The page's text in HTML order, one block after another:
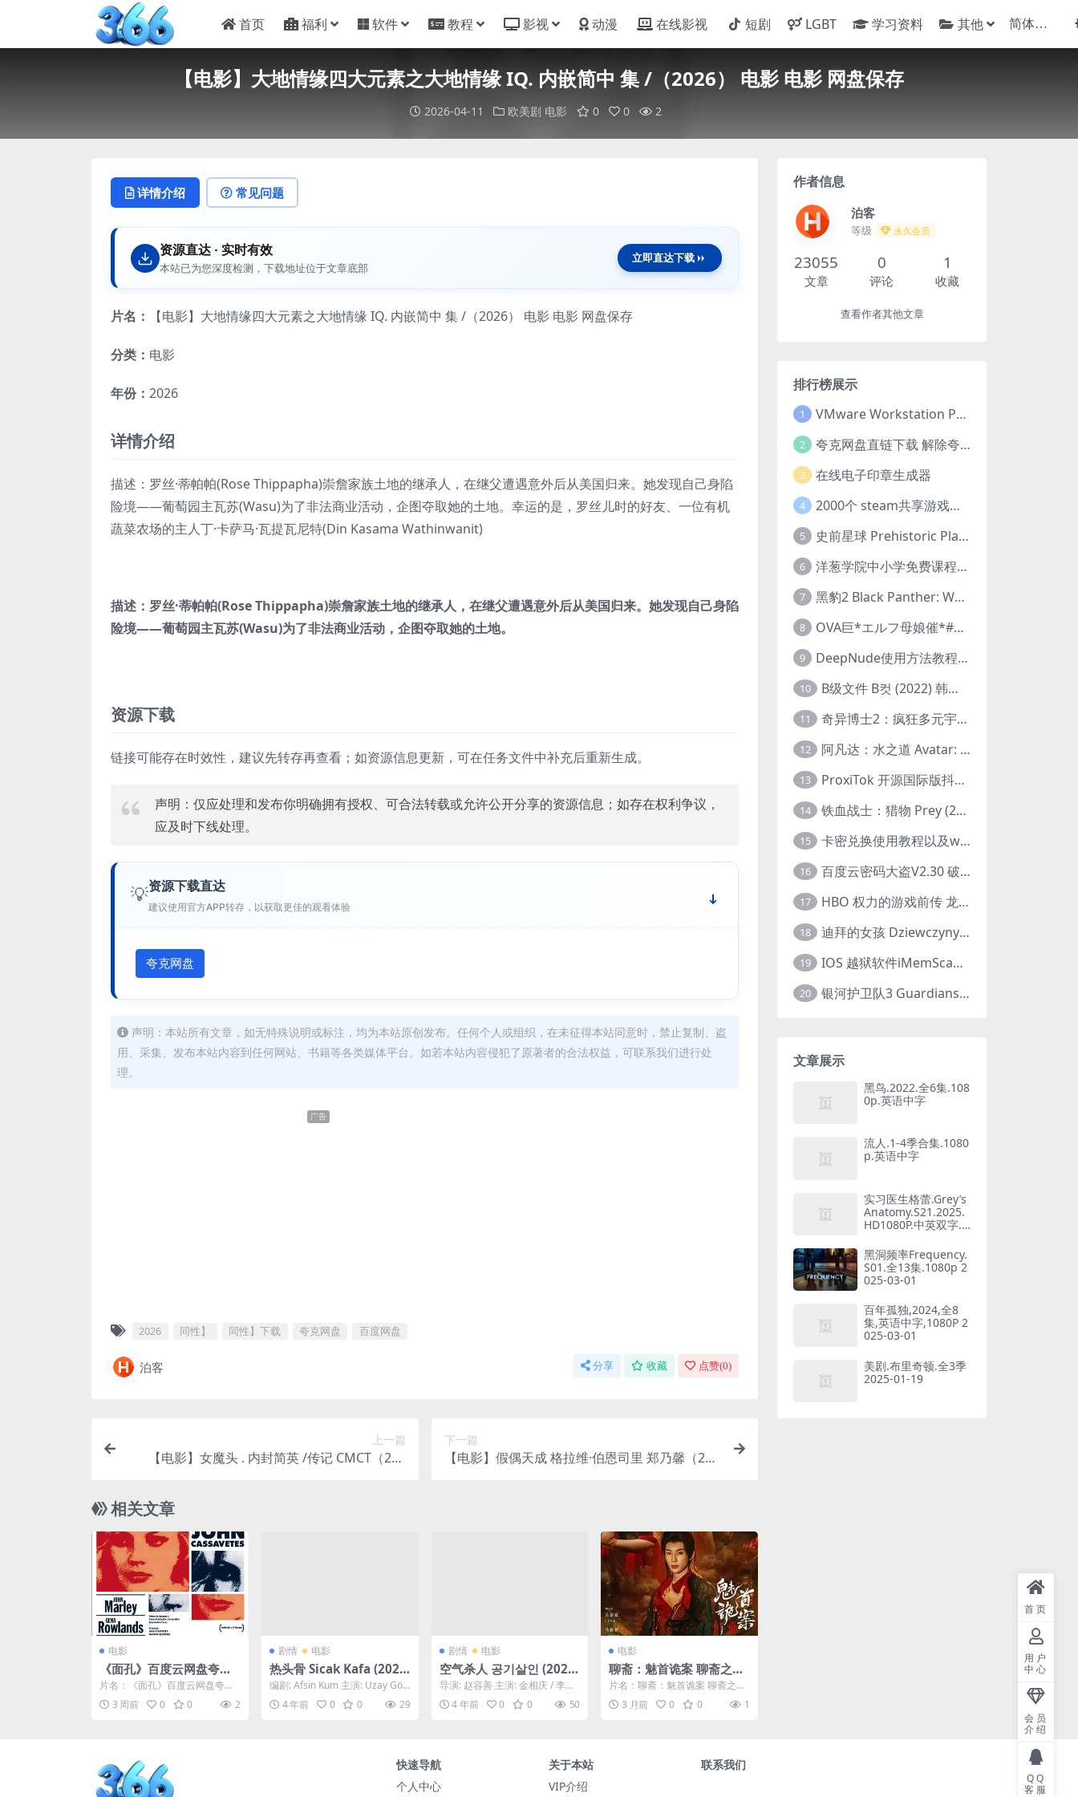
首页 福利 软件 教程 影视 动漫 在线影视 短剧 LGBT 学习资料 其他
【电影】大地情缘四大元素之大地情缘 IQ. 内嵌简中 集 /（2026） 电影 电影 网盘保存
2026-04-11 欧美剧 电影 0 0 2
详情介绍 常见问题
资源直达 · 实时有效
本站已为您深度检测，下载地址位于文章底部
立即直达下载
片名： 【电影】大地情缘四大元素之大地情缘 IQ. 内嵌简中 集 /（2026） 电影 电影 网盘保存
分类： 电影
年份： 2026
详情介绍
描述：罗丝·蒂帕帕(Rose Thippapha)崇詹家族土地的继承人，在继父遭遇意外后从美国归来。她发现自己身陷
险境——葡萄园主瓦苏(Wasu)为了非法商业活动，企图夺取她的土地。幸运的是，罗丝儿时的好友、一位有机
蔬菜农场的主人丁·卡萨马·瓦提瓦尼特(Din Kasama Wathinwanit)
描述：罗丝·蒂帕帕(Rose Thippapha)崇詹家族土地的继承人，在继父遭遇意外后从美国归来。她发现自己身陷
险境——葡萄园主瓦苏(Wasu)为了非法商业活动，企图夺取她的土地。
资源下载
链接可能存在时效性，建议先转存再查看；如资源信息更新，可在任务文件中补充后重新生成。
声明：仅应处理和发布你明确拥有授权、可合法转载或允许公开分享的资源信息；如存在权利争议，
应及时下线处理。
💡资源下载直达
建议使用官方APP转存，以获取更佳的观看体验
夸克网盘
声明：本站所有文章，如无特殊说明或标注，均为本站原创发布。任何个人或组织，在未征得本站同意时，禁止复制、盗
用、采集、发布本站内容到任何网站、书籍等各类媒体平台。如若本站内容侵犯了原著者的合法权益，可联系我们进行处
理。
广告
2026 同性】 同性】下载 夸克网盘 百度网盘
泊客 分享 收藏 点赞(0)
上一篇
【电影】女魔头 . 内封简英 /传记 CMCT（200
下一篇
【电影】假偶天成 格拉维·伯恩司里 郑乃馨（202
相关文章
电影
《面孔》百度云网盘夸克
下载.阿里云盘.中字.(196
8)
片名：《面孔》百度云网盘夸克
下载.阿里云盘.中字.(1968) 分
类：电影 类型...
3 周前 0 0 2
剧情 电影
热头骨 Sicak Kafa (202
2) 1080中字
编剧: Afsin Kum 主演: Uzay Gök
han Irmak / Gü...
4 年前 0 0 29
剧情 电影
空气杀人 공기살인 (2022)
1080中字
导演: 赵容善 主演: 金相庆 / 李先
彬 / 尹敬浩 / 徐英姬 / 李至勋 ...
4 年前 0 0 50
电影
聊斋：魅首诡案 聊斋之魅
首诡案
片名：聊斋：魅首诡案 聊斋之魅
首诡案 分类：电影 详情介绍
《聊斋：魅首诡案》免...
3 月前 0 0 1
作者信息
泊客
等级 永久会员
23055
文章
0
评论
1
收藏
查看作者其他文章
排行榜展示
1 VMware Workstation Pro 16 永久激活密钥(序列号)
2 夸克网盘直链下载 解除夸克网盘下载限制 油猴脚本
3 在线电子印章生成器
4 2000个 steam共享游戏账号 离线steam账号分享
5 史前星球 Prehistoric Planet (2022) 中字 1080p 高清 阿里云盘 2022.5.27已更新全集
6 洋葱学院中小学免费课程集合 云盘下载
7 黑豹2 Black Panther: Wakanda Forever (2022) 高清版
8 OVA巨*エルフ母娘催*#1エルフの国を蹂*する男。汚された女王と姫
9 DeepNude使用方法教程FAQ
10 B级文件 B컷 (2022) 韩国大尺度剧情电影 1080P 中字
11 奇异博士2：疯狂多元宇宙 Doctor Strange in the Multiverse of Madness (2022) 高清版1080p
12 阿凡达：水之道 Avatar: The Way of Water (2022) 1080p 2k 4k 中文字幕
13 ProxiTok 开源国际版抖音TikTok网页版 国内网络直连
14 铁血战士：猎物 Prey (2022) 中英字幕 1080P
15 卡密兑换使用教程以及windows使用教程
16 百度云密码大盗V2.30 破解分享链接提取码
17 HBO 权力的游戏前传 龙之家族 House of the Dragon (2022) 中字 1080P 更新4集
18 迪拜的女孩 Dziewczyny z Dubaju (2021) 1080P 中字
19 IOS 越狱软件iMemScan version1.2.6 游戏内存修改器
20 银河护卫队3 Guardians of the Galaxy Vol. 3 (2023)4K高清资源1080p只分享精品
文章展示
黑鸟.2022.全6集.108
0p.英语中字
流人.1-4季合集.1080
p.英语中字
实习医生格蕾.Grey’s
Anatomy.S21.2025.
HD1080P.中英双字.S
集】
黑洞频率Frequency.
S01.全13集.1080p 2
025-03-01
百年孤独,2024,全8
集,英语中字,1080P 2
025-03-01
美剧.布里奇顿.全3季
2025-01-19
快速导航
个人中心
关于本站
VIP介绍
联系我们
首页
用户
中心
会员
介绍
QQ
客服